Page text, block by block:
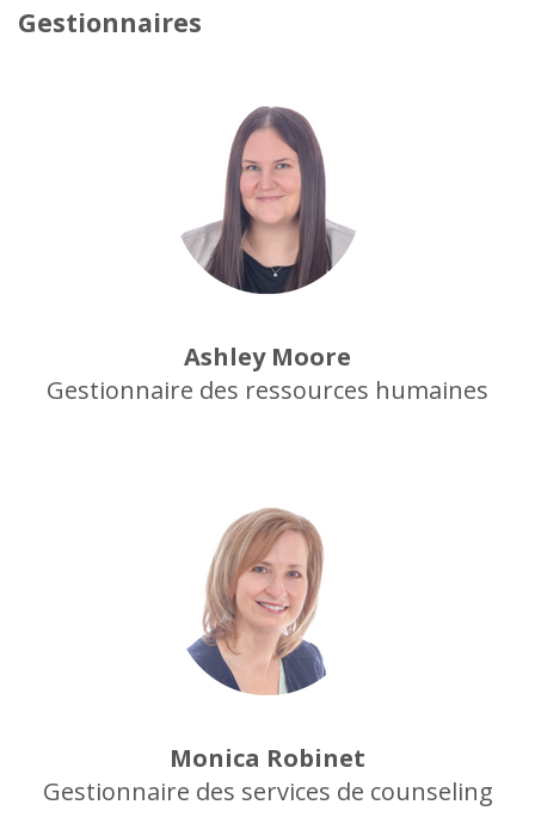
Gestionnaires
Ashley Moore
Gestionnaire des ressources humaines
Monica Robinet
Gestionnaire des services de counseling